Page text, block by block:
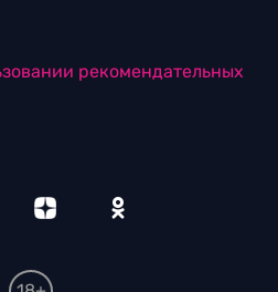
рекомендательных